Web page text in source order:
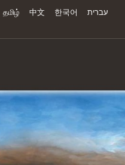
தமிழ் 中文 한국어
עברית